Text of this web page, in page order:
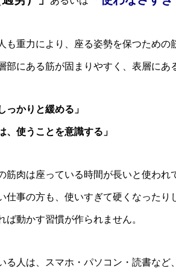
も重力により、座る姿勢を保つための
部にある筋が固まりやすく、表層に
っかりと緩める」
、使うことを意識する」
筋肉は座っている時間が長いと使われ
仕事の方も、使いすぎて硬くなったり
ば動かす習慣が作られません。
る人は、スマホ・パソコン・読書な